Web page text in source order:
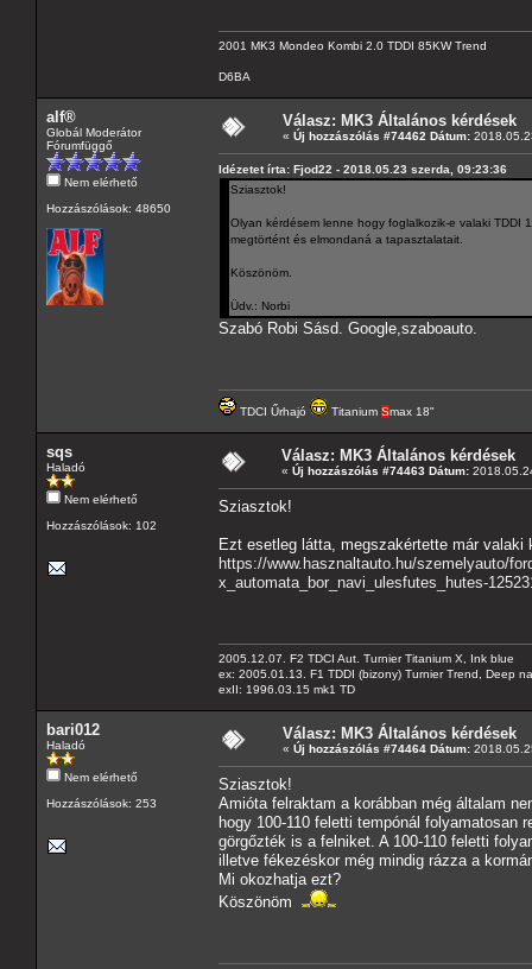
2001 MK3 Mondeo Kombi 2.0 TDDI 85KW Trend
D6BA
alf®
Globál Moderátor
Fórumfüggő
Nem elérhető
Hozzászólások: 48650
Válasz: MK3 Általános kérdések
« Új hozzászólás #74462 Dátum:
Idézetet írta: Fjod22 - 2018.05.23 szerda, 09:23:36
Sziasztok!
Olyan kérdésem lenne hogy foglalkozik-e valaki TDDI
megtörtént és elmondaná a tapasztalatait.
Köszönöm.
Üdv.: Norbi
Szabó Robi Sásd. Google,szaboauto.
TDCI Űrhajó Titanium Smax 18"
sqs
Haladó
Nem elérhető
Hozzászólások: 102
Válasz: MK3 Általános kérdések
« Új hozzászólás #74463 Dátum:
Sziasztok!
Ezt esetleg látta, megszakértette már valaki
https://www.hasznaltauto.hu/szemelyauto/
x_automata_bor_navi_ulesfutes_hutes-
2005.12.07. F2 TDCI Aut. Turnier Titanium X, Ink blue
ex: 2005.01.13. F1 TDDI (bizony) Turnier Trend, Deep
exII: 1996.03.15 mk1 TD
bari012
Haladó
Nem elérhető
Hozzászólások: 253
Válasz: MK3 Általános kérdések
« Új hozzászólás #74464 Dátum:
Sziasztok!
Amióta felraktam a korábban még általam
hogy 100-110 feletti tempónál folyamatosan
görgőzték is a felniket. A 100-110 feletti
illetve fékezéskor még mindig rázza a
Mi okozhatja ezt?
Köszönöm